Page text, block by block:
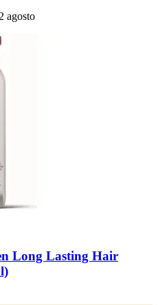
agosto
Long Lasting Hair